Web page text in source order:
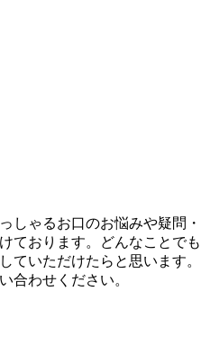
しゃるお口のお悩みや疑問・
ております。どんなことでも
ていただけたらと思います。
合わせください。